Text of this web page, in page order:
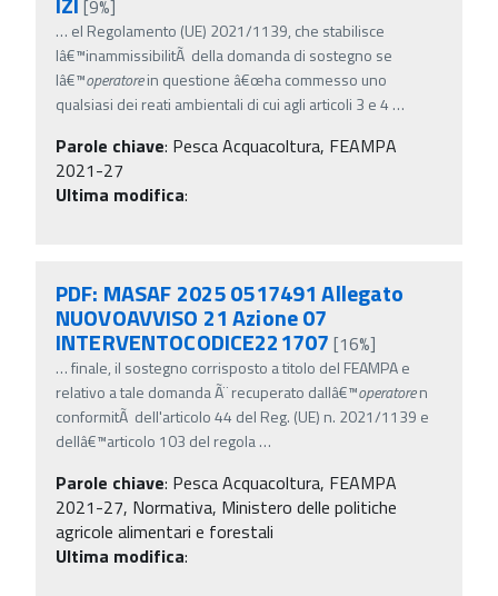
[9%]
… el Regolamento (UE) 2021/1139, che stabilisce
lâ€™inammissibilitÃ della domanda di sostegno se
lâ€™operatorein questione â€œha commesso uno
qualsiasi dei reati ambientali di cui agli articoli 3 e 4 …
Parole chiave: Pesca Acquacoltura, FEAMPA
2021-27
Ultima modifica:
PDF: MASAF 2025 0517491 Allegato
NUOVOAVVISO 21 Azione 07
INTERVENTOCODICE221707 [16%]
…finale, il sostegno corrisposto a titolo del FEAMPA e
relativo a tale domanda Ã¨ recuperato dallâ€™operatoren
conformitÃ dell'articolo 44 del Reg. (UE) n. 2021/1139 e
dellâ€™articolo 103 del regola…
Parole chiave: Pesca Acquacoltura, FEAMPA
2021-27, Normativa, Ministero delle politiche
agricole alimentari e forestali
Ultima modifica: